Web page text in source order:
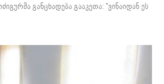
განცხადება გააკეთა: "ვინაიდან ეს